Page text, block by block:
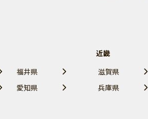
福井県
愛知県
近畿
滋賀県
兵庫県